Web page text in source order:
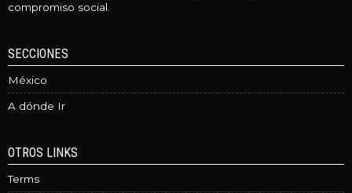
compromiso social.
SECCIONES
México
A dónde Ir
OTROS LINKS
Terms